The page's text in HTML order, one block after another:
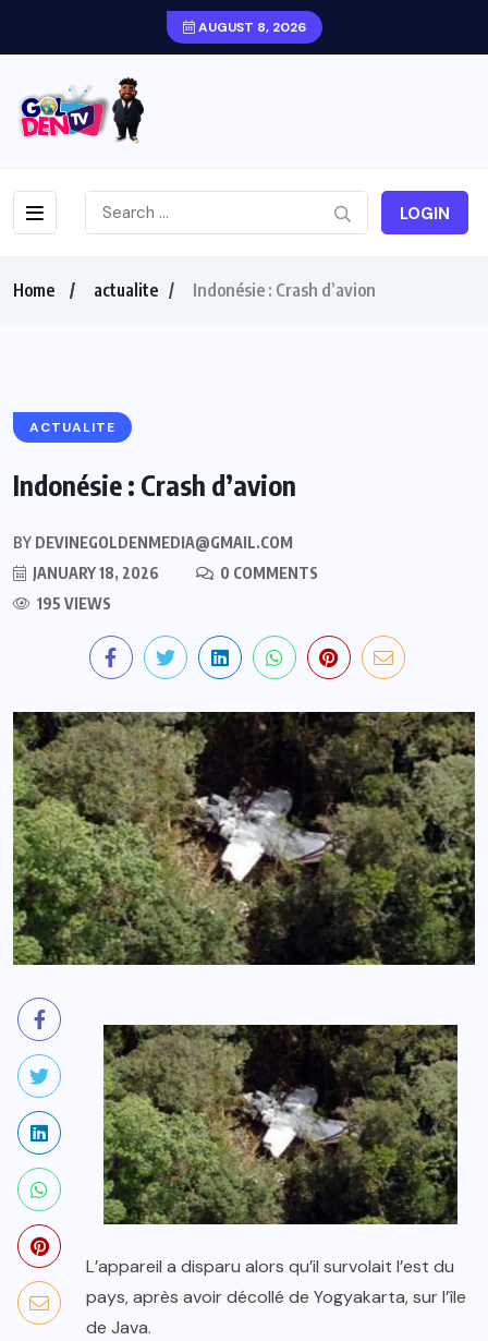
AUGUST 8, 2026
LOGIN
Home actualite Indonésie : Crash d’avion
ACTUALITE
Indonésie : Crash d’avion
BY DEVINEGOLDENMEDIA@GMAIL.COM
JANUARY 18, 2026
0 COMMENTS
195 VIEWS
L’appareil a disparu alors qu’il survolait l’est du
pays, après avoir décollé de Yogyakarta, sur l’île
de Java.